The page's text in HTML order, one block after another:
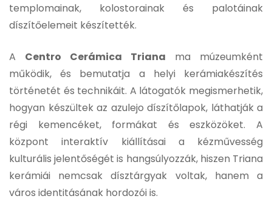
templomainak, kolostorainak és palotáinak
díszítőelemeit készítették.
A Centro Cerámica Triana ma múzeumként
működik, és bemutatja a helyi kerámiakészítés
történetét és technikáit. A látogatók megismerhetik,
hogyan készültek az azulejo díszítőlapok, láthatják a
régi kemencéket, formákat és eszközöket. A
központ interaktív kiállításai a kézművesség
kulturális jelentőségét is hangsúlyozzák, hiszen Triana
kerámiái nemcsak dísztárgyak voltak, hanem a
város identitásának hordozói is.